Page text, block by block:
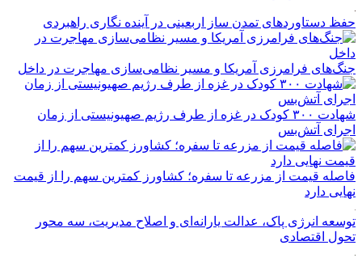
حفظ دستاوردهای تمدن ساز اربعینی در آینده نگاری راهبردی
جنگ‌های فرامرزی آمریکا و مسیر نظامی‌سازی مهاجرت در داخل
شهادت ۳۰۰ کودک در غزه از طرف رژیم صهیونیستی از زمان
اجرای آتش‌بس
فاصله قیمت از مزرعه تا سفره؛ کشاورز کمترین سهم را از قیمت
نهایی دارد
توسعه انرژی پاک، عدالت یارانه‌ای و اصلاح مدیریت، سه محور
تحول اقتصادی